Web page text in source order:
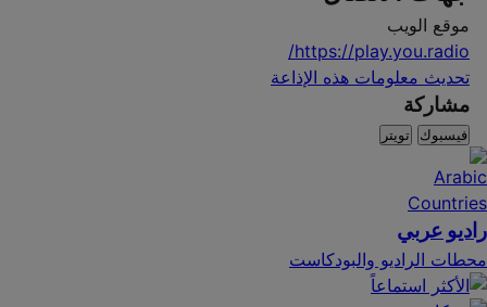
موقع الويب
https://play.you.radio/
تحديث معلومات هذه الإذاعة
مشاركة
فيسبوك تويتر
راديو عربي
محطات الراديو والبودكاست